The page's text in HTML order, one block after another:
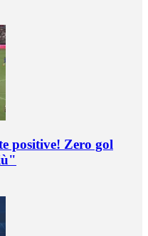
positive! Zero gol